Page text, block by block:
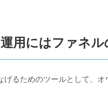
用にはファネ
るためのツールとして、オ